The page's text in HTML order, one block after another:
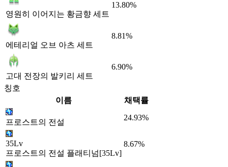
영원히 이어지는 황금향 세트
13.80%
에테리얼 오브 아츠 세트
8.81%
고대 전장의 발키리 세트
6.90%
칭호
이름
채택률
프로스트의 전설
24.93%
35Lv
프로스트의 전설 플래티넘[35Lv]
8.67%